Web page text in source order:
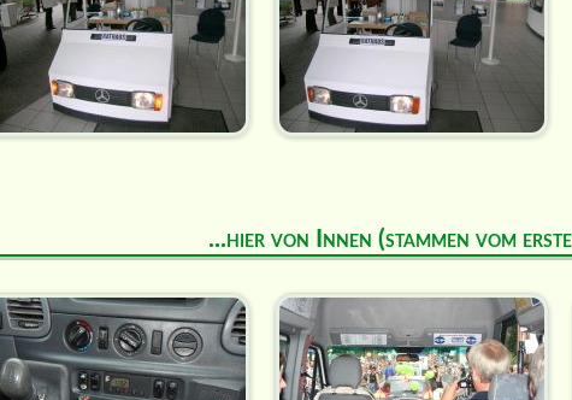
...hier von Innen (stammen vom